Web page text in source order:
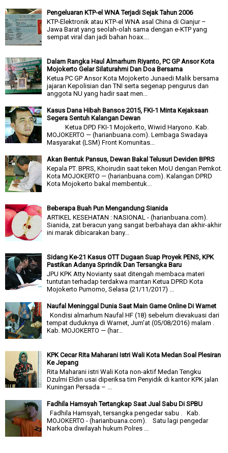
Pengeluaran KTP-el WNA Terjadi Sejak Tahun 2006
KTP-Elektronik atau KTP-el WNA asal China di Cianjur –
Jawa Barat yang seolah-olah sama dengan e-KTP yang
sempat viral dan jadi bahan hoax....
Dalam Rangka Haul Almarhum Riyanto, PC GP Ansor Kota
Mojokerto Gelar Silaturahmi Dan Doa Bersama
Ketua PC GP Ansor Kota Mojokerto Junaedi Malik bersama
jajaran Kepolisian dan TNI serta segenap pengurus dan
anggota NU yang hadir saat men...
Kasus Dana Hibah Bansos 2015, FKI-1 Minta Kejaksaan
Segera Sentuh Kalangan Dewan
Ketua DPD FKI-1 Mojokerto, Wiwid Haryono. Kab.
MOJOKERTO — (harianbuana.com). Lembaga Swadaya
Masyarakat (LSM) Front Komunitas...
Akan Bentuk Pansus, Dewan Bakal Telusuri Deviden BPRS
Kepala PT. BPRS, Khoirudin saat teken MoU dengan Pemkot.
Kota MOJOKERTO — (harianbuana.com). Kalangan DPRD
Kota Mojokerto bakal membentuk...
Beberapa Buah Pun Mengandung Sianida
ARTIKEL KESEHATAN : NASIONAL - (harianbuana.com).
Sianida, zat beracun yang sangat berbahaya dan akhir-akhir
ini marak dibicarakan bany...
Sidang Ke-21 Kasus OTT Dugaan Suap Proyek PENS, KPK
Pastikan Adanya Sprindik Dan Tersangka Baru
JPU KPK Atty Novianty saat ditengah membaca materi
tuntutan terhadap terdakwa mantan Ketua DPRD Kota
Mojokerto Purnomo, Selasa (21/11/2017) ...
Naufal Meninggal Dunia Saat Main Game Online Di Warnet
Kondisi almarhum Naufal HF (18) sebelum dievakuasi dari
tempat duduknya di Warnet, Jum'at (05/08/2016) malam .
Kab. MOJOKERTO — (har...
KPK Cecar Rita Maharani Istri Wali Kota Medan Soal Plesiran
Ke Jepang
Rita Maharani istri Wali Kota non-aktif Medan Tengku
Dzulmi Eldin usai diperiksa tim Penyidik di kantor KPK jalan
Kuningan Persada – ...
Fadhila Hamsyah Tertangkap Saat Jual Sabu Di SPBU
Fadhila Hamsyah, tersangka pengedar sabu . Kab.
MOJOKERTO - (harianbuana.com). Satu lagi pengedar
Narkoba diwilayah hukum Polres ...